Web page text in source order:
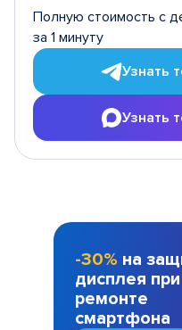
Полную стоимость с
за 1 минуту
Узнать
Узнать
-30% на
дисплея при
ремонте
смартфона